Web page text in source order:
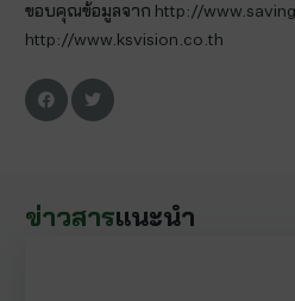
ขอบคุณข้อมูลจาก http://
http://www.ksvision.co.th
ข่าวสารแนะนำ